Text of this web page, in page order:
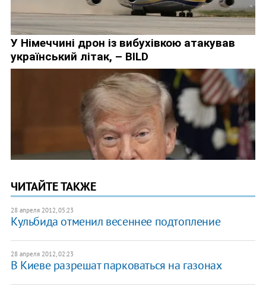
ЧИТАЙТЕ ТАКЖЕ
28 апреля 2012, 05:23
​Кульбида отменил весеннее подтопление
28 апреля 2012, 02:23
В Киеве разрешат парковаться на газонах